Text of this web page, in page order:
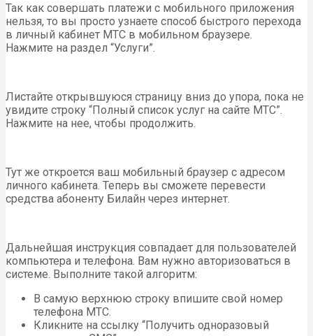
Так как совершать платежи с мобильного приложения
нельзя, то вы просто узнаете способ быстрого перехода
в личный кабинет МТС в мобильном браузере.
Нажмите на раздел “Услуги”.
Листайте открывшуюся страницу вниз до упора, пока не
увидите строку “Полный список услуг на сайте МТС”.
Нажмите на нее, чтобы продолжить.
Тут же откроется ваш мобильный браузер с адресом
личного кабинета. Теперь вы сможете перевести
средства абоненту Билайн через интернет.
Дальнейшая инструкция совпадает для пользователей
компьютера и телефона. Вам нужно авторизоваться в
системе. Выполните такой алгоритм:
В самую верхнюю строку впишите свой номер
телефона МТС.
Кликните на ссылку “Получить одноразовый